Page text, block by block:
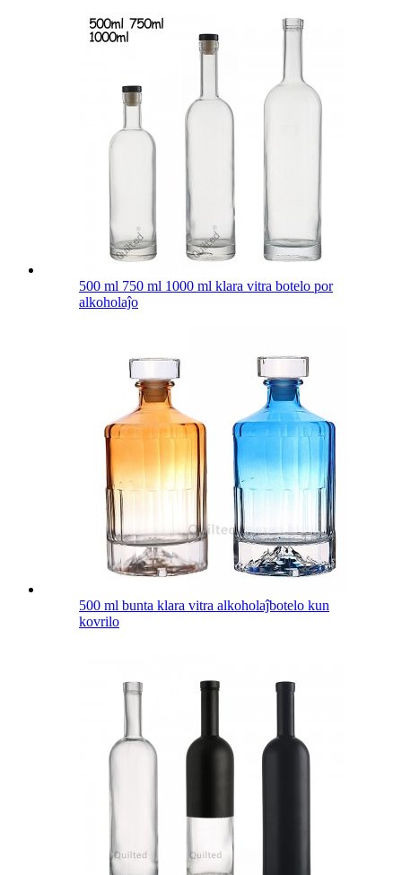
500 ml 750 ml 1000 ml klara vitra botelo por
alkoholaĵo
500 ml bunta klara vitra alkoholaĵbotelo kun
kovrilo